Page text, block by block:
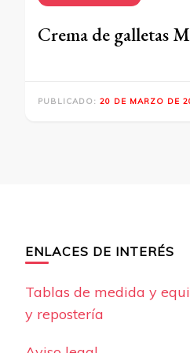
Crema de galletas
PUBLICADO: 20 DE MARZO DE
ENLACES DE INTERÉS
Tablas de medida y
y repostería